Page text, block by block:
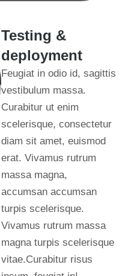
Testing &
deployment
Feugiat in odio id, sagittis
vestibulum massa.
Curabitur ut enim
scelerisque, consectetur
diam sit amet, euismod
erat. Vivamus rutrum
massa magna,
accumsan accumsan
turpis scelerisque.
Vivamus rutrum massa
magna turpis scelerisque
vitae.Curabitur risus